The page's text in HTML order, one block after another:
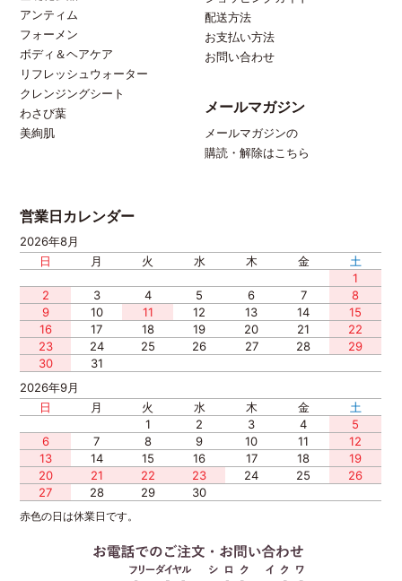
アンティム
フォーメン
ボディ＆ヘアケア
リフレッシュウォーター
クレンジングシート
わさび葉
美絢肌
配送方法
お支払い方法
お問い合わせ
メールマガジン
メールマガジンの
購読・解除はこちら
営業日カレンダー
2026年8月
日
月 火 水 木 金
土
1
2
3 4 5 6 7
8
9
10 11 12 13 14
15
16
17 18 19 20 21
22
23
24 25 26 27 28
29
30
31
2026年9月
日
月 火 水 木 金
土
1
2 3 4
5
6
7 8 9 10 11
12
13
14 15 16 17 18
19
20
21 22 23 24 25
26
27
28 29 30
赤色の日は休業日です。